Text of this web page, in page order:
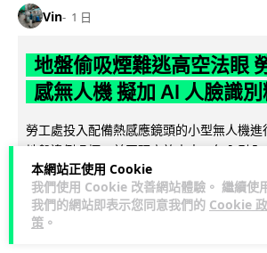
本網站正使用 Cookie
我們使用 Cookie 改善網站體驗。 繼續使
我們的網站即表示您同意我們的 Cookie 政
策 。
Vin 1 日
地盤偷吸煙難逃高空法眼
感無人機 擬加 AI 人臉識
勞工處投入配備熱感應鏡頭的小型無人機
地盤違例吸煙，並正研究於未來一年內引
分析功能，結合三大技術進一...
246 57 ↗ 分享